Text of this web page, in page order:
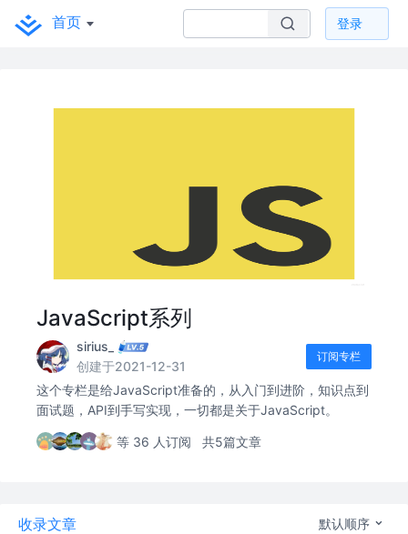
首页 登录
JavaScript系列
sirius_
创建于2021-12-31
订阅专栏
这个专栏是给JavaScript准备的，从入门到进阶，知识点到
面试题，API到手写实现，一切都是关于JavaScript。
等 36 人订阅 共5篇文章
收录文章 默认顺序